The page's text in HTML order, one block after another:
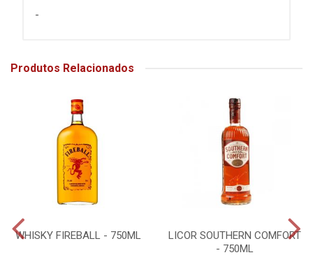
-
Produtos Relacionados
WHISKY FIREBALL - 750ML
LICOR SOUTHERN COMFORT
- 750ML